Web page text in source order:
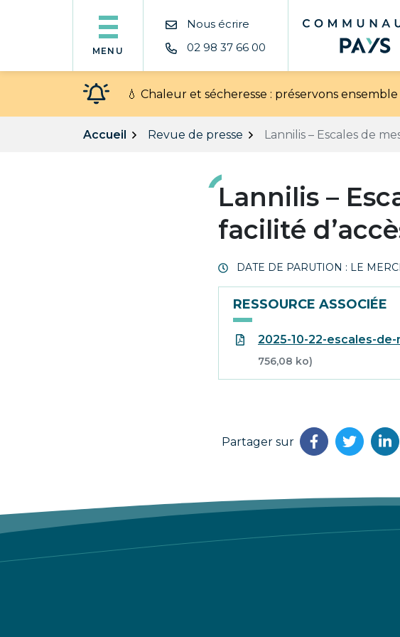
MENU
Nous écrire
02 98 37 66 00
💧 Chaleur et sécheresse : préservons
Accueil Revue de presse Lannilis – Escales de
Lannilis –
facilité
DATE DE PARUTION : LE
RESSOURCE ASSOCIÉE
2025-10-22-escales-
756,08 ko)
Partager sur